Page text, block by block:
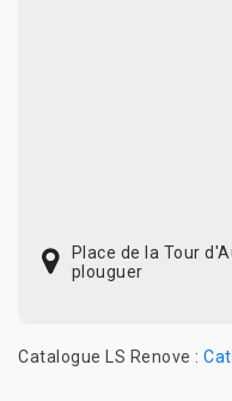
Place de la Tour
plouguer
Catalogue LS Renove :